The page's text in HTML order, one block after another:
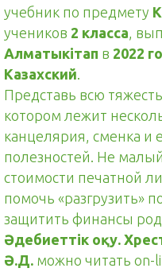
учебник по предмету
учеников 2 класса,
Алматыкітап в 2022
Казахский.
Представь всю
котором лежит
канцелярия, сменка и
полезностей. Не
стоимости печатной
помочь «разгрузить»
защитить финансы
Әдебиеттік оқу.
Ә.Д. можно читать on-